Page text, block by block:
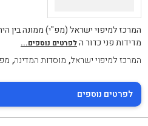
המרכז למיפוי ישראל (מפ"י) ממונה בין
מדידות פני כדור הלפרטים נוספים...
המרכז למיפוי ישראל, מוסדות המדינה,
לפרטים נוספים